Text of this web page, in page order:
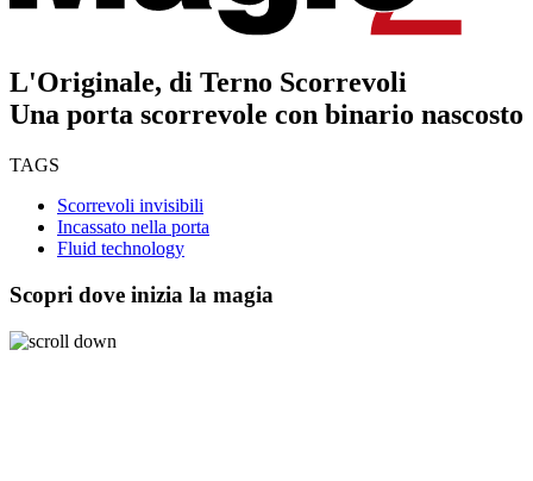
L'Originale, di Terno Scorrevoli
Una porta scorrevole con binario nascosto
TAGS
Scorrevoli invisibili
Incassato nella porta
Fluid technology
Scopri dove inizia la magia